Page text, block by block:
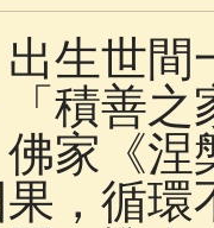
佛說療痔(腫瘤)
生世
「積善
家《
，循